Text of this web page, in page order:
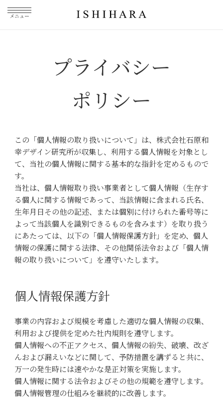
メニュー
プライバシー
ポリシー
この「個人情報の取り扱いについて」は、株式会社石原和
幸デザイン研究所が収集し、利用する個人情報を対象とし
て、当社の個人情報に関する基本的な指針を定めるもので
す。
当社は、個人情報取り扱い事業者として個人情報（生存す
る個人に関する情報であって、当該情報に含まれる氏名、
生年月日その他の記述、または個別に付けられた番号等に
よって当該個人を識別できるものを含みます）を取り扱う
にあたっては、以下の「個人情報保護方針」を定め、個人
情報の保護に関する法律、その他関係法令および「個人情
報の取り扱いについて」を遵守いたします。
個人情報保護方針
事業の内容および規模を考慮した適切な個人情報の収集、
利用および提供を定めた社内規則を遵守します。
個人情報への不正アクセス、個人情報の紛失、破壊、改ざ
んおよび漏えいなどに関して、予防措置を講ずると共に、
万一の発生時には速やかな是正対策を実施します。
個人情報に関する法令およびその他の規範を遵守します。
個人情報管理の仕組みを継続的に改善します。